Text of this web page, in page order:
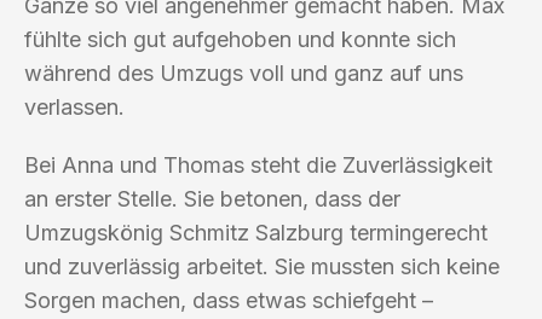
Ganze so viel angenehmer gemacht haben. Max
fühlte sich gut aufgehoben und konnte sich
während des Umzugs voll und ganz auf uns
verlassen.
Bei Anna und Thomas steht die Zuverlässigkeit
an erster Stelle. Sie betonen, dass der
Umzugskönig Schmitz Salzburg termingerecht
und zuverlässig arbeitet. Sie mussten sich keine
Sorgen machen, dass etwas schiefgeht –